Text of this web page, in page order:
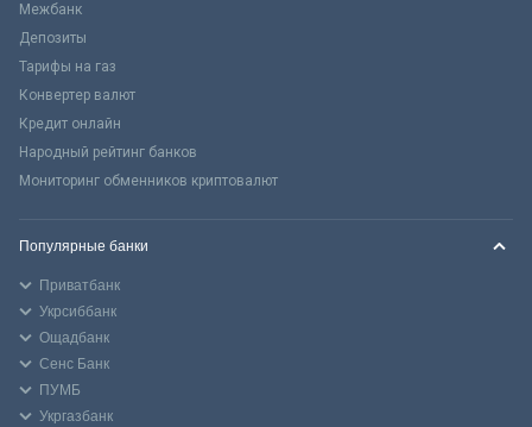
Межбанк
Депозиты
Тарифы на газ
Конвертер валют
Кредит онлайн
Народный рейтинг банков
Мониторинг обменников криптовалют
Популярные банки
Приватбанк
Укрсиббанк
Ощадбанк
Сенс Банк
ПУМБ
Укргазбанк